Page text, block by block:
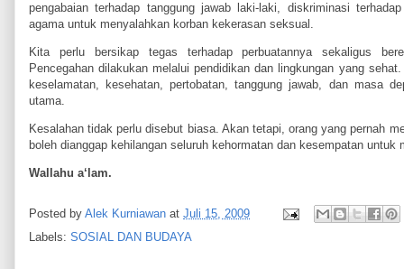
pengabaian terhadap tanggung jawab laki-laki, diskriminasi
agama untuk menyalahkan korban kekerasan seksual.
Kita perlu bersikap tegas terhadap perbuatannya sekaligus
Pencegahan dilakukan melalui pendidikan dan lingkungan yang
keselamatan, kesehatan, pertobatan, tanggung jawab, dan masa
utama.
Kesalahan tidak perlu disebut biasa. Akan tetapi, orang yang pernah
boleh dianggap kehilangan seluruh kehormatan dan kesempatan untuk
Wallahu a‘lam.
Posted by Alek Kurniawan at Juli 15, 2009
Labels: SOSIAL DAN BUDAYA